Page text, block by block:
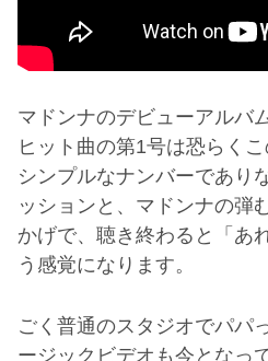
マドンナのデビューアルバ
ヒット曲の第1号は恐らくこ
シンプルなナンバーであり
ッションと、マドンナの弾
かげで、聴き終わると「あ
う感覚になります。
ごく普通のスタジオでパパ
ージックビデオも今となっ